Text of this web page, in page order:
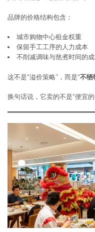
品牌的价格结构包含：
城市购物中心租金权重
保留手工工序的人力成本
不削减调味与熬煮时间的
这不是“溢价策略”，而是“不牺
换句话说，它卖的不是“便宜